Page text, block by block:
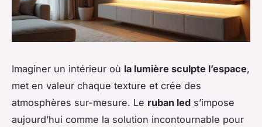
Imaginer un intérieur où la lumière sculpte l’espace,
met en valeur chaque texture et crée des
atmosphères sur-mesure. Le ruban led s’impose
aujourd’hui comme la solution incontournable pour